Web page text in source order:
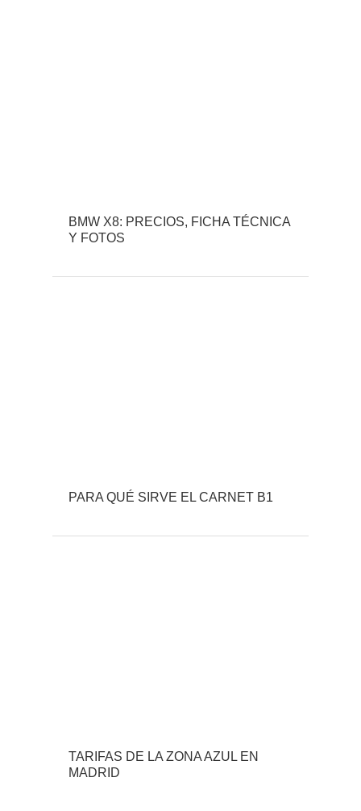
BMW X8: PRECIOS, FICHA TÉCNICA
Y FOTOS
PARA QUÉ SIRVE EL CARNET B1
TARIFAS DE LA ZONA AZUL EN
MADRID